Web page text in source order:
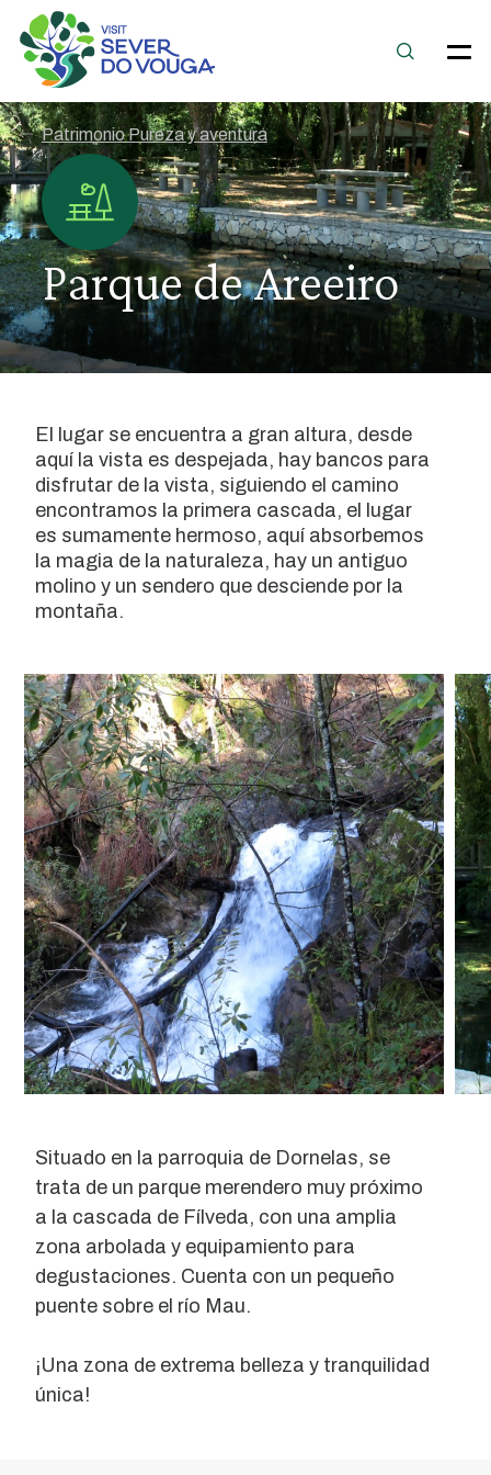
Patrimonio Pureza y aventura
Parque de Areeiro
El lugar se encuentra a gran altura, desde
aquí la vista es despejada, hay bancos para
disfrutar de la vista, siguiendo el camino
encontramos la primera cascada, el lugar
es sumamente hermoso, aquí absorbemos
la magia de la naturaleza, hay un antiguo
molino y un sendero que desciende por la
montaña.
Situado en la parroquia de Dornelas, se
trata de un parque merendero muy próximo
a la cascada de Fílveda, con una amplia
zona arbolada y equipamiento para
degustaciones. Cuenta con un pequeño
puente sobre el río Mau.
¡Una zona de extrema belleza y tranquilidad
única!